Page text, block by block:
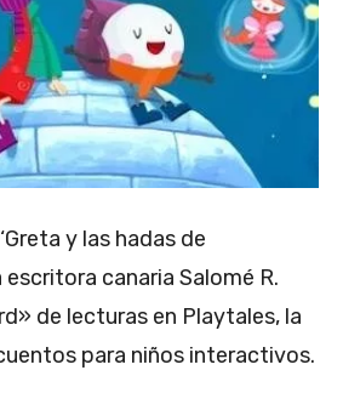
y las hadas de
escritora canaria Salomé R.
de lecturas en Playtales, la
para niños interactivos.